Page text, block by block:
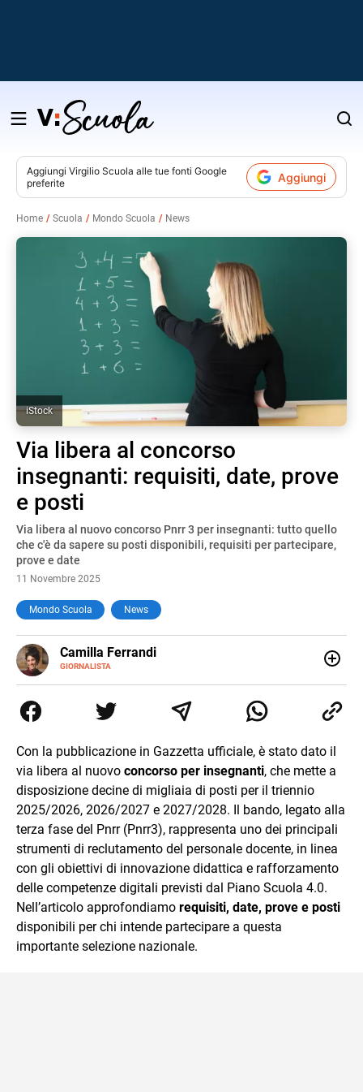
Salta
contenuto
Aggiungi Virgilio Scuola alle tue fonti Google
preferite
Aggiungi
Home Scuola Mondo Scuola News
iStock
Via libera al concorso
insegnanti: requisiti, date, prove
e posti
Via libera al nuovo concorso Pnrr 3 per insegnanti: tutto quello
che c'è da sapere su posti disponibili, requisiti per partecipare,
prove e date
11 Novembre 2025
Mondo Scuola News
Camilla Ferrandi
GIORNALISTA
E-
MAIL
LINKEDIN
di trasformare la passione per la scrittura in un lavoro, e
da lì non mi sono più fermata. L’attualità è il mio pane
mente.
Con la pubblicazione in Gazzetta ufficiale, è stato dato il
via libera al nuovo concorso per insegnanti, che mette a
disposizione decine di migliaia di posti per il triennio
2025/2026, 2026/2027 e 2027/2028. Il bando, legato alla
terza fase del Pnrr (Pnrr3), rappresenta uno dei principali
strumenti di reclutamento del personale docente, in linea
con gli obiettivi di innovazione didattica e rafforzamento
delle competenze digitali previsti dal Piano Scuola 4.0.
Nell’articolo approfondiamo requisiti, date, prove e posti
disponibili per chi intende partecipare a questa
importante selezione nazionale.